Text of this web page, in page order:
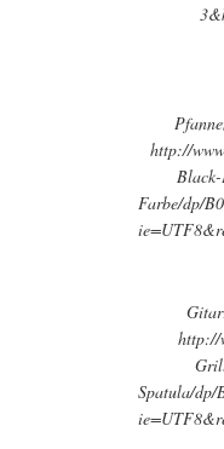
http://
Farbe/dp/
http://
Spatula/dp/